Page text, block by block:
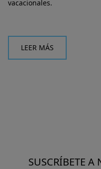
vacacionales.
LEER MÁS
SUSCRÍBETE A